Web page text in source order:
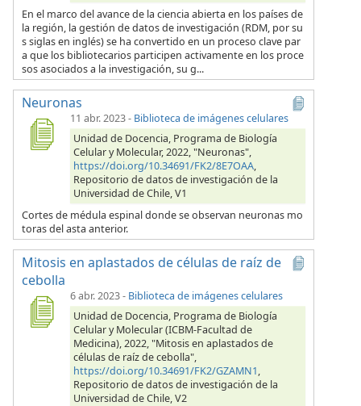
En el marco del avance de la ciencia abierta en los países de
la región, la gestión de datos de investigación (RDM, por su
s siglas en inglés) se ha convertido en un proceso clave par
a que los bibliotecarios participen activamente en los proce
sos asociados a la investigación, su g...
Neuronas
11 abr. 2023- Biblioteca de imágenes celulares
Unidad de Docencia, Programa de Biología
Celular y Molecular, 2022, "Neuronas",
https://doi.org/10.34691/FK2/8E7OAA,
Repositorio de datos de investigación de la
Universidad de Chile, V1
Cortes de médula espinal donde se observan neuronas mo
toras del asta anterior.
Mitosis en aplastados de células de raíz de
cebolla
6 abr. 2023- Biblioteca de imágenes celulares
Unidad de Docencia, Programa de Biología
Celular y Molecular (ICBM-Facultad de
Medicina), 2022, "Mitosis en aplastados de
células de raíz de cebolla",
https://doi.org/10.34691/FK2/GZAMN1,
Repositorio de datos de investigación de la
Universidad de Chile, V2